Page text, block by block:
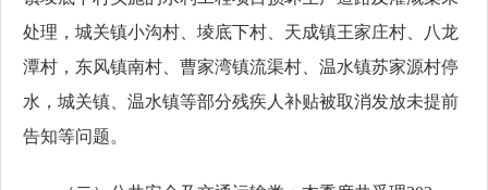
处理，城关镇小沟村、堎底下村、天成镇王家庄村、八龙
潭村，东风镇南村、曹家湾镇流渠村、温水镇苏家源村停
水，城关镇、温水镇等部分残疾人补贴被取消发放未提前
告知等问题。